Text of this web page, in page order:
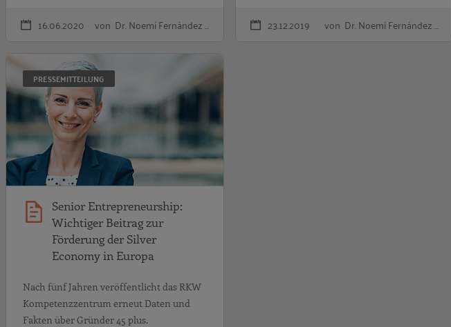
16.06.2020 von Dr. Noemí Fernández … 23.12.2019 von Dr. Noemí Fernández …
PRESSEMITTEILUNG
Senior Entrepreneurship:
Wichtiger Beitrag zur
Förderung der Silver
Economy in Europa
Nach fünf Jahren veröffentlicht das RKW
Kompetenzzentrum erneut Daten und
Fakten über Gründer 45 plus.